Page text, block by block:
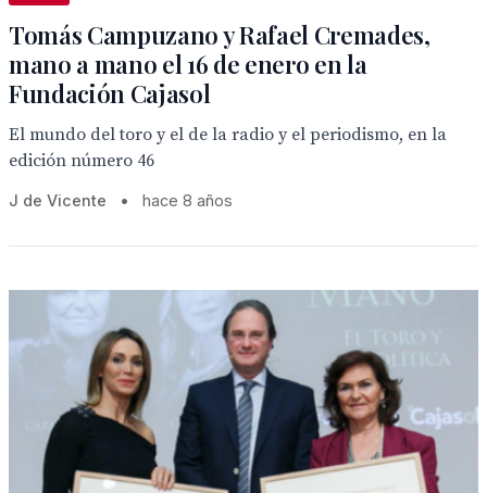
Tomás Campuzano y Rafael Cremades,
mano a mano el 16 de enero en la
Fundación Cajasol
El mundo del toro y el de la radio y el periodismo, en la
edición número 46
J de Vicente • hace 8 años